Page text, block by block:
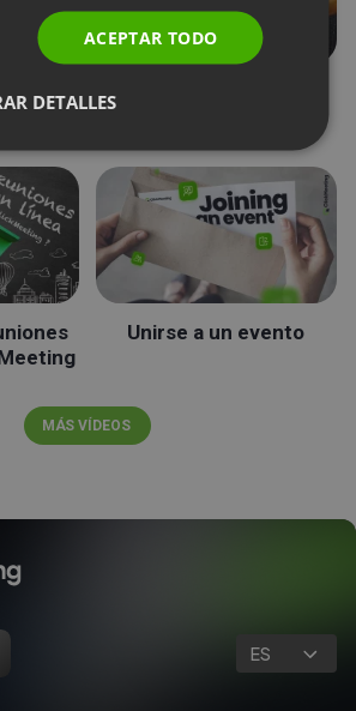
evento
Unirse a un evento
MÁS VÍDEOS
ES
RUSSIAN
SPANISH
ACEPTAR TODO
DETALLES